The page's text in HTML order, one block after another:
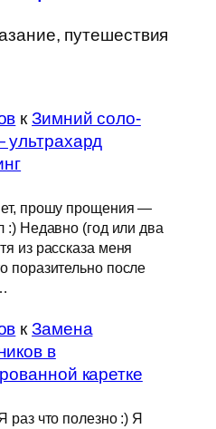
путешествия
кЗимний соло-
ультрахард
прошу прощения —
:) Недавно (год или два
из рассказа меня
поразительно после
кЗамена
в
каретке
раз что полезно :) Я